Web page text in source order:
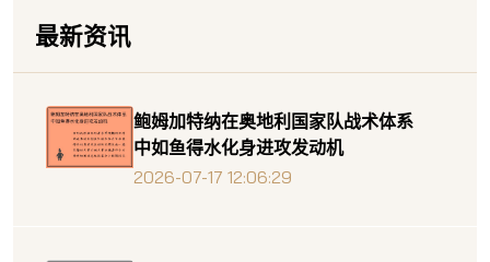
最新资讯
鲍姆加特纳在奥地利国家队战术体系
中如鱼得水化身进攻发动机
2026-07-17 12:06:29